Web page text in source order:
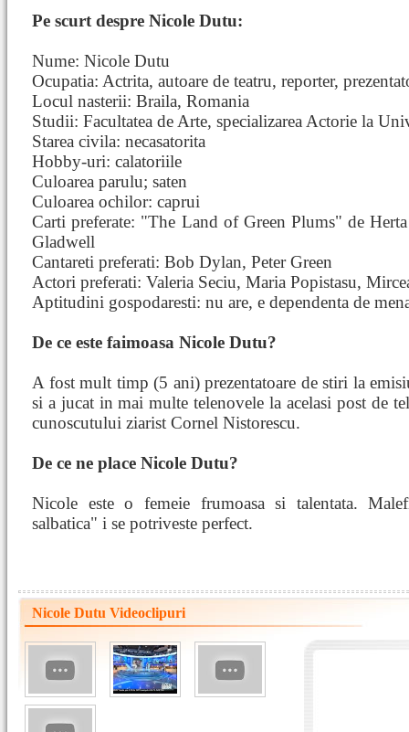
Pe scurt despre Nicole Dutu:
Nume: Nicole Dutu
Ocupatia: Actrita, autoare de teatru, reporter,
Locul nasterii: Braila, Romania
Studii: Facultatea de Arte, specializarea Actorie la
Starea civila: necasatorita
Hobby-uri: calatoriile
Culoarea parulu; saten
Culoarea ochilor: caprui
Carti preferate: "The Land of Green Plums" de
Gladwell
Cantareti preferati: Bob Dylan, Peter Green
Actori preferati: Valeria Seciu, Maria Popistasu,
Aptitudini gospodaresti: nu are, e dependenta de
De ce este faimoasa Nicole Dutu?
A fost mult timp (5 ani) prezentatoare de stiri la
si a jucat in mai multe telenovele la acelasi post de
cunoscutului ziarist Cornel Nistorescu.
De ce ne place Nicole Dutu?
Nicole este o femeie frumoasa si talentata.
salbatica" i se potriveste perfect.
Nicole Dutu Videoclipuri